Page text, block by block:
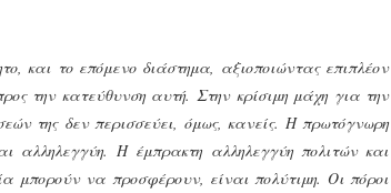
και το επόμενο διάστημα, αξιοποιώντας επιπλέον
την κατεύθυνση αυτή. Στην κρίσιμη μάχη για την
της δεν περισσεύει, όμως, κανείς. Η πρωτόγνωρη
αλληλεγγύη. Η έμπρακτη αλληλεγγύη πολιτών και
μπορούν να προσφέρουν, είναι πολύτιμη. Οι πόροι